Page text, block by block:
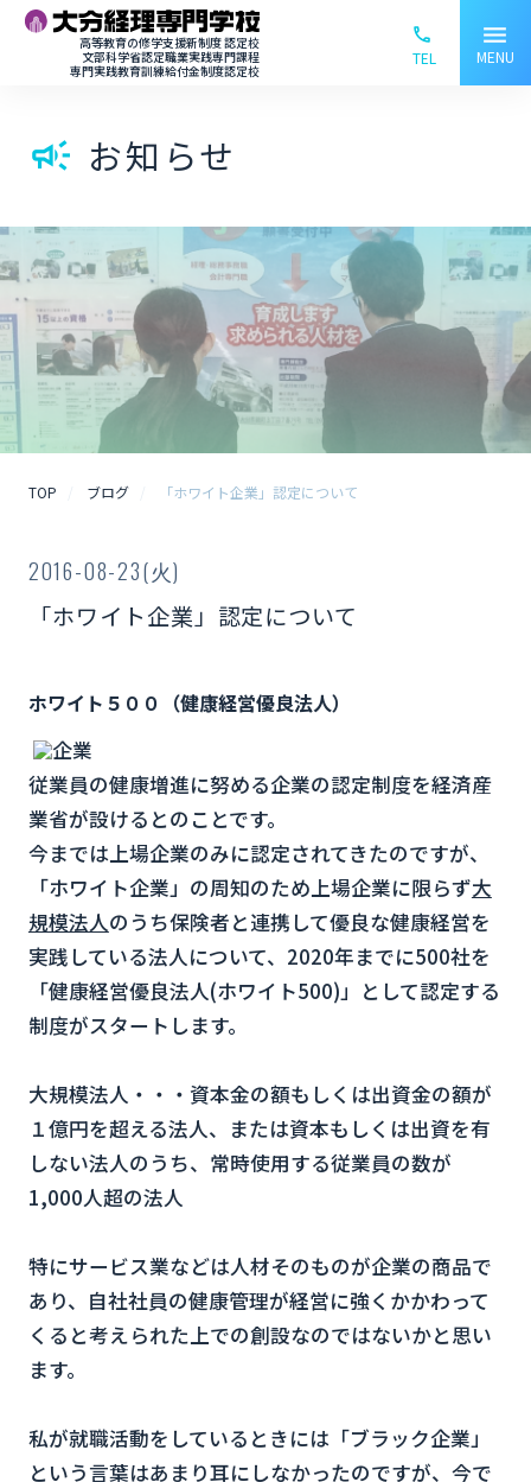
高等教育の修学支援新制度 認定校
文部科学省認定職業実践専門課程
専門実践教育訓練給付金制度認定校
TEL
menu
MENU
campaign お知らせ
TOP ブログ 「ホワイト企業」認定について
2016-08-23(火)
「ホワイト企業」認定について
ホワイト５００（健康経営優良法人）
従業員の健康増進に努める企業の認定制度を経済産
業省が設けるとのことです。
今までは上場企業のみに認定されてきたのですが、
「ホワイト企業」の周知のため上場企業に限らず大
規模法人のうち保険者と連携して優良な健康経営を
実践している法人について、2020年までに500社を
「健康経営優良法人(ホワイト500)」として認定する
制度がスタートします。
大規模法人・・・資本金の額もしくは出資金の額が
１億円を超える法人、または資本もしくは出資を有
しない法人のうち、常時使用する従業員の数が
1,000人超の法人
特にサービス業などは人材そのものが企業の商品で
あり、自社社員の健康管理が経営に強くかかわって
くると考えられた上での創設なのではないかと思い
ます。
私が就職活動をしているときには「ブラック企業」
という言葉はあまり耳にしなかったのですが、今で